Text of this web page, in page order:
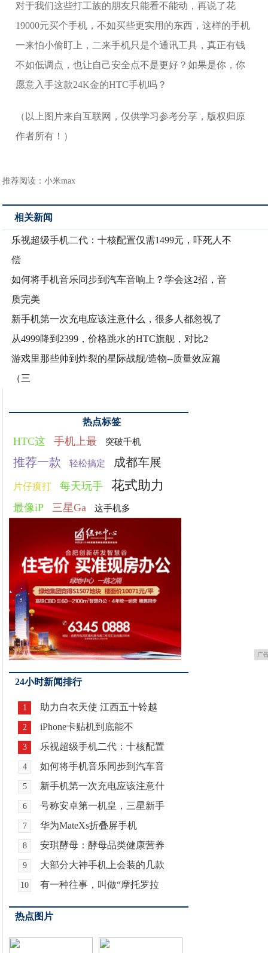
对于我们这些打工族的朋友只能看不能动，再说了花
19000元买个手机，不如买些更实用的东西，这样的手机
一来怕小偷盯上，二来手机只是个通讯工具，真正有钱
不如低调点，也让自己安全点不是更好？如果是你，你
愿意入手这款24K金的HTC手机吗？
（以上图片来自互联网，仅供学习参考分享，版权归原
作者所有！）
推荐阅读：小米max
相关新闻
乐视超级手机二代：十核配置仅需1499元，吓死人不
偿
如何将手机音乐同步到汽车音响上？学会这2招，音
质完美
新手机第一次充电应该注意什么，很多人都忽视了
从4999降到2399，价格跳水的HTC旗舰，对比2
游戏里那些帅到炸裂的星际战舰/造物--质量效应篇
（三
热点标签
HTC这 手机上最 突破千机
推荐一款 轻松搞定 成都车展
片仔癀打 每天玩手 花式助力
最像iP 三星Ga 这手机多
广
24小时新闻排行
1 助力白衣天使 江西五十铃越
2 iPhone卡贴机到底能不
3 乐视超级手机二代：十核配置
4 如何将手机音乐同步到汽车音
5 新手机第一次充电应该注意什
6 号称安卓第一机皇，三星新手
7 华为MateXs折叠屏手机
8 安琪酵母：酵母品类健康营养
9 大部分大神手机上会装的几款
10 有一种往事，叫做“摩托罗拉
热点图片